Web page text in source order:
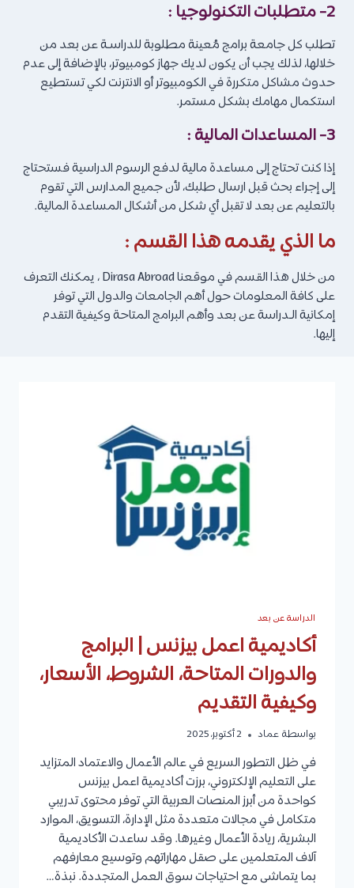
2- متطلبات التكنولوجيا :
تطلب كل جامعة برامج مُعينة مطلوبة للدراسـة عن بعد من
خلالها، لذلك يجب أن يكون لديك جهاز كومبيوتر، بالإضافة إلى عدم
حدوث مشاكل متكررة في الكومبيوتر أو الانترنت لكي تستطيع
استكمال مهامك بشكل مستمر.
3- المساعدات المالية :
إذا كنت تحتاج إلى مساعدة مالية لدفع الرسوم الدراسية فستحتاج
إلى إجراء بحث قبل ارسال طلبك، لأن جميع المدارس التي تقوم
بالتعليم عن بعد لا تقبل أي شكل من أشكال المساعدة المالية.
ما الذي يقدمه هذا القسم :
من خلال هذا القسم في موقعنا Dirasa Abroad ، يمكنك التعرف
على كافة المعلومات حول أهم الجامعات والدول التي توفر
إمكانية الـدراسة عن بعد وأهم البرامج المتاحة وكيفية التقدم
إليها.
الدراسة عن بعد
أكاديمية اعمل بيزنس | البرامج
والدورات المتاحة، الشروط، الأسعار،
وكيفية التقديم
بواسطة عماد 2 أكتوبر، 2025
في ظل التطور السريع في عالم الأعمال والاعتماد المتزايد
على التعليم الإلكتروني، برزت أكاديمية اعمل بيزنس
كواحدة من أبرز المنصات العربية التي توفر محتوى تدريبي
متكامل في مجالات متعددة مثل الإدارة، التسويق، الموارد
البشرية، ريادة الأعمال وغيرها. وقد ساعدت الأكاديمية
آلاف المتعلمين على صقل مهاراتهم وتوسيع معارفهم
بما يتماشى مع احتياجات سوق العمل المتجددة. نبذة…